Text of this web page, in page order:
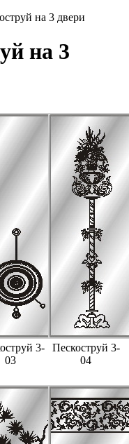
на 3 двери
на 3
3-
03
Пескоструй 3-
04